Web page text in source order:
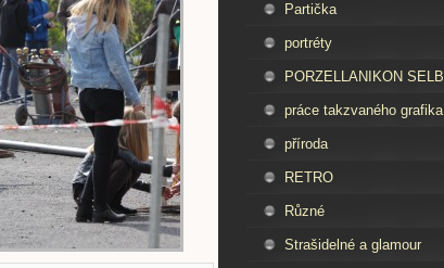
Partička
portréty
PORZELLANIKON SELB
práce takzvaného grafika
příroda
RETRO
Různé
Strašidelné a glamour